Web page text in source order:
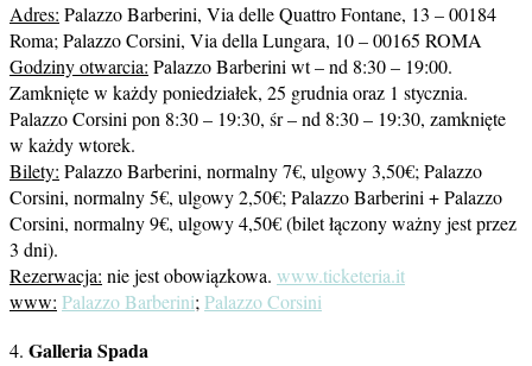
Adres: Palazzo Barberini, Via delle Quattro Fontane, 13 – 00184
Roma; Palazzo Corsini, Via della Lungara, 10 – 00165 ROMA
Godziny otwarcia: Palazzo Barberini wt – nd 8:30 – 19:00.
Zamknięte w każdy poniedziałek, 25 grudnia oraz 1 stycznia.
Palazzo Corsini pon 8:30 – 19:30, śr – nd 8:30 – 19:30, zamknięte
w każdy wtorek.
Bilety: Palazzo Barberini, normalny 7€, ulgowy 3,50€; Palazzo
Corsini, normalny 5€, ulgowy 2,50€; Palazzo Barberini + Palazzo
Corsini, normalny 9€, ulgowy 4,50€ (bilet łączony ważny jest przez
3 dni).
Rezerwacja: nie jest obowiązkowa. www.ticketeria.it
www: Palazzo Barberini; Palazzo Corsini
4. Galleria Spada